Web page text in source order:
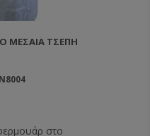
ΜΕΣΑΊΑ ΤΣΈΠΗ
στο